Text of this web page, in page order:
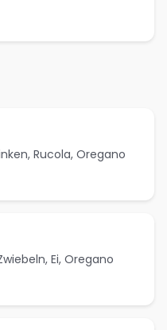
Rucola, Oregano
Ei, Oregano